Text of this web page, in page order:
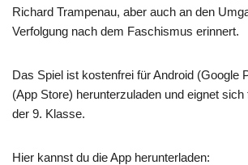
Richard Trampenau, aber auch an den
Verfolgung nach dem Faschismus erinnert.
Das Spiel ist kostenfrei für Android (Google
(App Store) herunterzuladen und eignet
der 9. Klasse.
Hier kannst du die App herunterladen: